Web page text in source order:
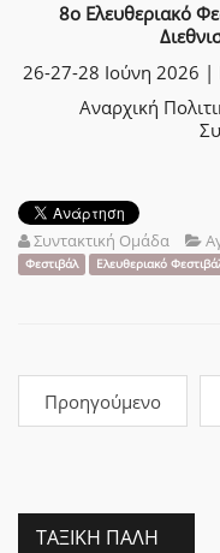
8ο Ελευθεριακό
26-27-28 Ιούνη 2026 |
Αναρχική
Συντακτική Ομάδα
Φεστιβάλ Ελευθεριακό
Προηγούμενο
ΤΑΞΙΚΉ ΠΆΛΗ